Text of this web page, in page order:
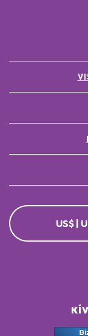
US$ |